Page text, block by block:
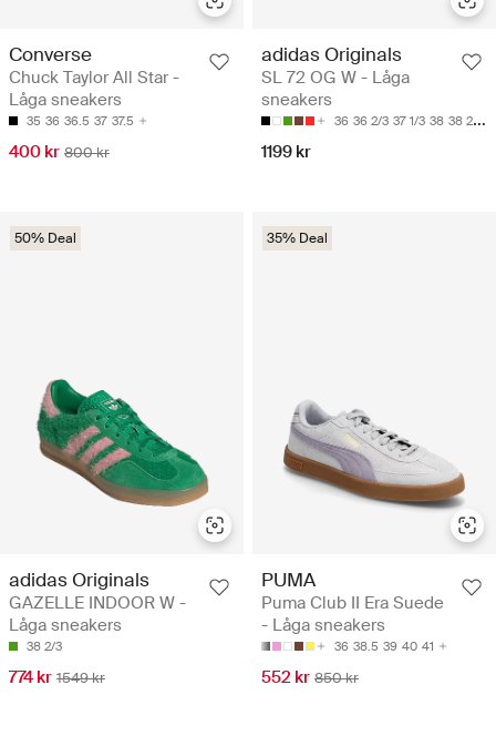
Converse
Chuck Taylor All Star -
Låga sneakers
35 36 36.5 37 37.5
400 kr 800 kr
adidas Originals
SL 72 OG W - Låga
sneakers
36 36 2/3 37 1/3 38 38 2/3
1199 kr
50% Deal
adidas Originals
GAZELLE INDOOR W -
Låga sneakers
38 2/3
774 kr 1549 kr
35% Deal
PUMA
Puma Club II Era Suede
- Låga sneakers
36 38.5 39 40 41
552 kr 850 kr